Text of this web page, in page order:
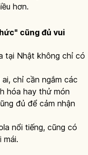
hơn.
cũng đủ vui
tại Nhật không chỉ có
chỉ cần ngắm các
hóa hay thử món
đủ để cảm nhận
nổi tiếng, cũng có
mái.